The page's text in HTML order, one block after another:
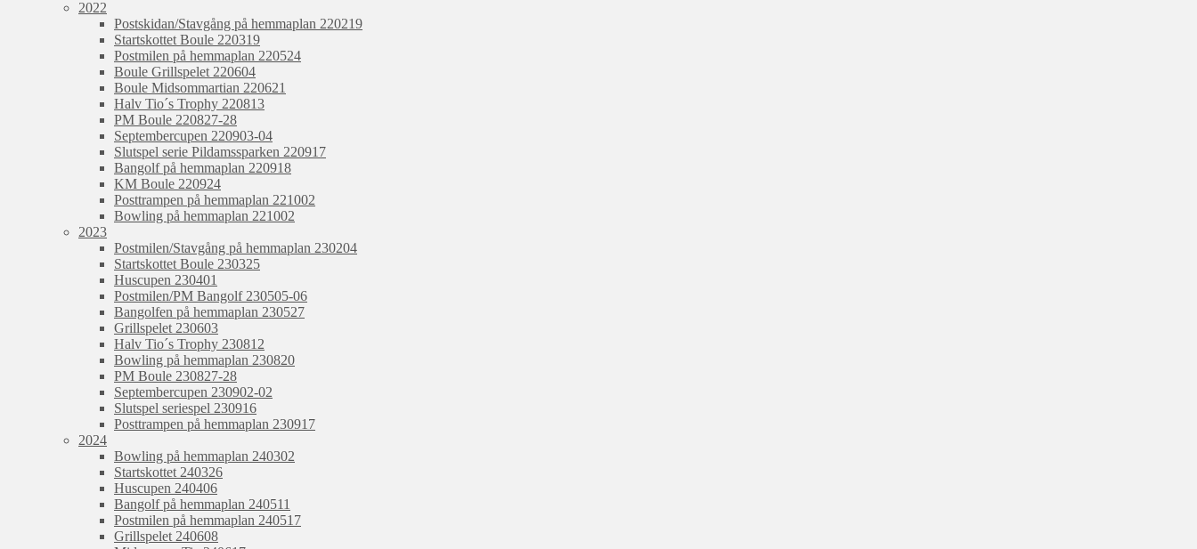
2022
Postskidan/Stavgång på hemmaplan 220219
Startskottet Boule 220319
Postmilen på hemmaplan 220524
Boule Grillspelet 220604
Boule Midsommartian 220621
Halv Tio´s Trophy 220813
PM Boule 220827-28
Septembercupen 220903-04
Slutspel serie Pildamssparken 220917
Bangolf på hemmaplan 220918
KM Boule 220924
Posttrampen på hemmaplan 221002
Bowling på hemmaplan 221002
2023
Postmilen/Stavgång på hemmaplan 230204
Startskottet Boule 230325
Huscupen 230401
Postmilen/PM Bangolf 230505-06
Bangolfen på hemmaplan 230527
Grillspelet 230603
Halv Tio´s Trophy 230812
Bowling på hemmaplan 230820
PM Boule 230827-28
Septembercupen 230902-02
Slutspel seriespel 230916
Posttrampen på hemmaplan 230917
2024
Bowling på hemmaplan 240302
Startskottet 240326
Huscupen 240406
Bangolf på hemmaplan 240511
Postmilen på hemmaplan 240517
Grillspelet 240608